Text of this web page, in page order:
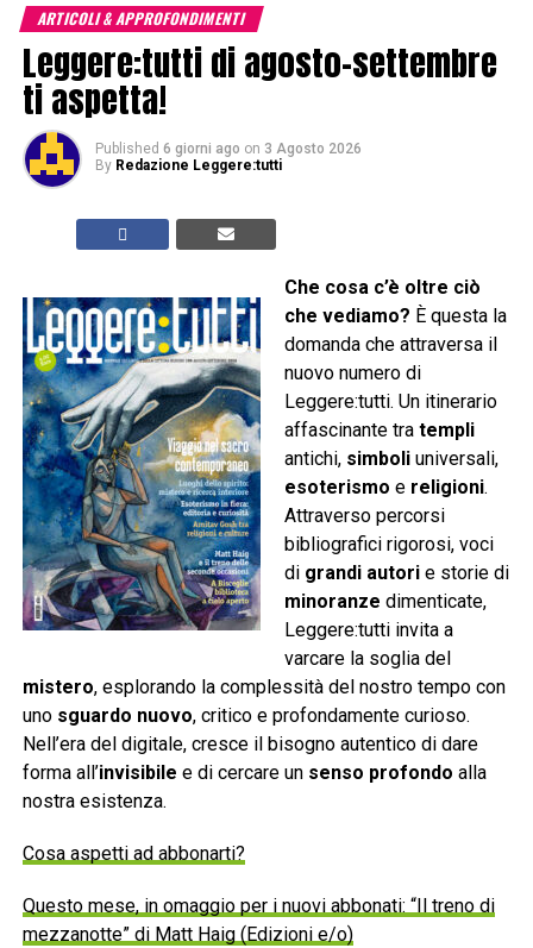
ARTICOLI & APPROFONDIMENTI
Leggere:tutti di agosto-settembre
ti aspetta!
Published 6 giorni ago on 3 Agosto 2026
By Redazione Leggere:tutti
Che cosa c’è oltre ciò
che vediamo? È questa la
domanda che attraversa il
nuovo numero di
Leggere:tutti. Un itinerario
affascinante tra templi
antichi, simboliuniversali,
esoterismo e religioni.
Attraverso percorsi
bibliografici rigorosi, voci
di grandi autorie storie di
minoranze dimenticate,
Leggere:tutti invita a
varcare la soglia del
mistero, esplorando la complessità del nostro tempo con
uno sguardo nuovo, critico e profondamente curioso.
Nell’era del digitale, cresce il bisogno autentico di dare
forma all’invisibile e di cercare un senso profondo alla
nostra esistenza.
Cosa aspetti ad abbonarti?
Questo mese, in omaggio per i nuovi abbonati: “Il treno di
mezzanotte” di Matt Haig (Edizioni e/o)